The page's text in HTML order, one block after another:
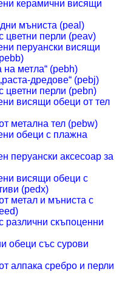
керамични висящи
мъниста (peal)
цветни перли (peav)
перуански висящи
метла“ (pebh)
дредове“ (pebj)
цветни перли (pebn)
висящи обеци от тел
метална тел (pebw)
обеци с плажна
перуански аксесоар за
висящи обеци с
(pedx)
метал и мъниста с
различни скъпоценни
обеци със сурови
алпака сребро и перли